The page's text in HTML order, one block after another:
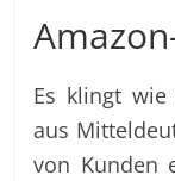
Es klingt
aus
von Kunden